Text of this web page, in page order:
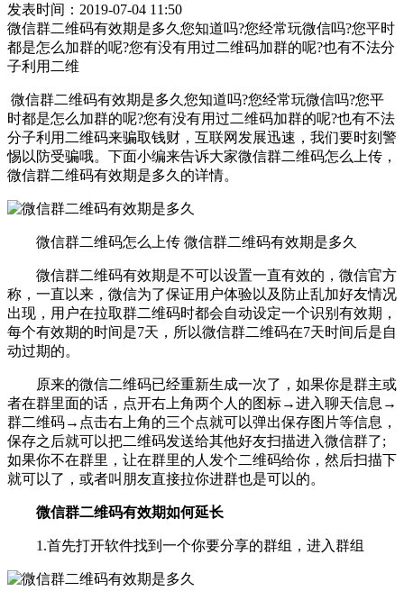
发表时间：2019-07-04 11:50
微信群二维码有效期是多久您知道吗?您经常玩微信吗?您平时
都是怎么加群的呢?您有没有用过二维码加群的呢?也有不法分
子利用二维
微信群二维码有效期是多久您知道吗?您经常玩微信吗?您平
时都是怎么加群的呢?您有没有用过二维码加群的呢?也有不法
分子利用二维码来骗取钱财，互联网发展迅速，我们要时刻警
惕以防受骗哦。下面小编来告诉大家微信群二维码怎么上传，
微信群二维码有效期是多久的详情。
微信群二维码怎么上传 微信群二维码有效期是多久
微信群二维码有效期是不可以设置一直有效的，微信官方
称，一直以来，微信为了保证用户体验以及防止乱加好友情况
出现，用户在拉取群二维码时都会自动设定一个识别有效期，
每个有效期的时间是7天，所以微信群二维码在7天时间后是自
动过期的。
原来的微信二维码已经重新生成一次了，如果你是群主或
者在群里面的话，点开右上角两个人的图标→进入聊天信息→
群二维码→点击右上角的三个点就可以弹出保存图片等信息，
保存之后就可以把二维码发送给其他好友扫描进入微信群了;
如果你不在群里，让在群里的人发个二维码给你，然后扫描下
就可以了，或者叫朋友直接拉你进群也是可以的。
微信群二维码有效期如何延长
1.首先打开软件找到一个你要分享的群组，进入群组